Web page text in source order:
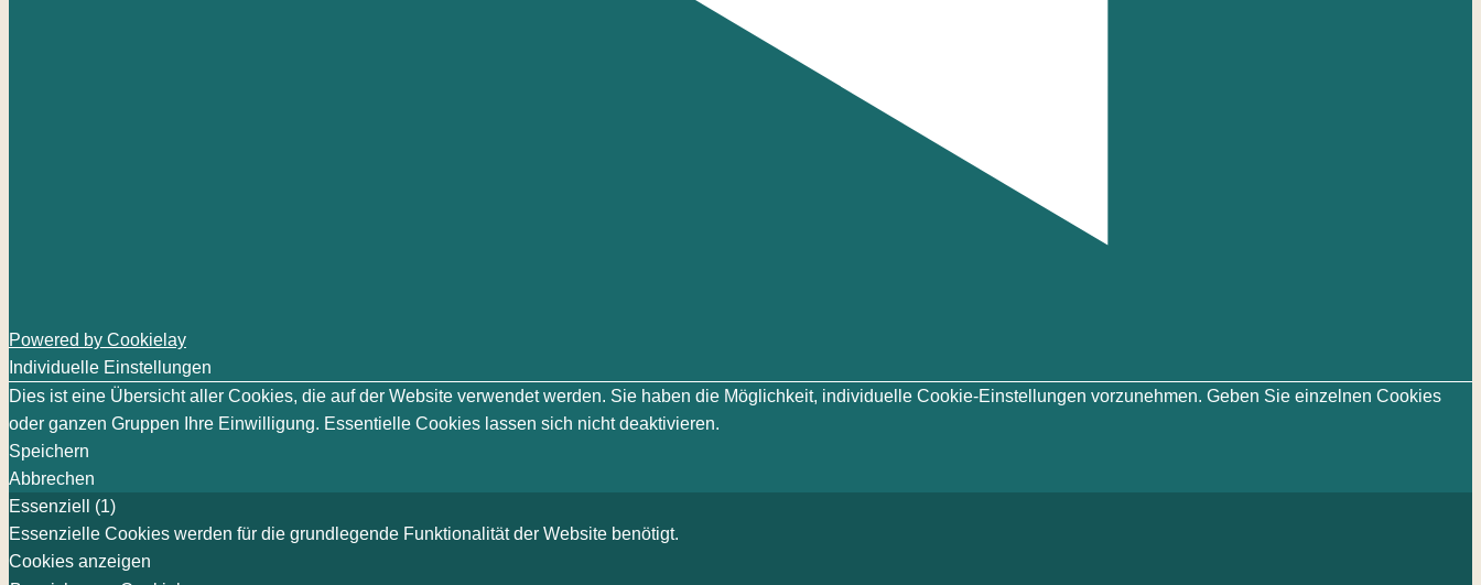
Powered by Cookielay
Individuelle Einstellungen
Dies ist eine Übersicht aller Cookies, die auf der Website verwendet werden. Sie haben die Möglichkeit, individuelle Cookie-Einstellungen vorzunehmen. Geben Sie einzelnen Cookies
oder ganzen Gruppen Ihre Einwilligung. Essentielle Cookies lassen sich nicht deaktivieren.
Speichern
Abbrechen
Essenziell (1)
Essenzielle Cookies werden für die grundlegende Funktionalität der Website benötigt.
Cookies anzeigen